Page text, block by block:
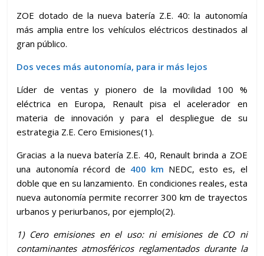
ZOE dotado de la nueva batería Z.E. 40: la autonomía
más amplia entre los vehículos eléctricos destinados al
gran público.
Dos veces más autonomía, para ir más lejos
Líder de ventas y pionero de la movilidad 100 %
eléctrica en Europa, Renault pisa el acelerador en
materia de innovación y para el despliegue de su
estrategia Z.E. Cero Emisiones(1).
Gracias a la nueva batería Z.E. 40, Renault brinda a ZOE
una autonomía récord de 400 km NEDC, esto es, el
doble que en su lanzamiento. En condiciones reales, esta
nueva autonomía permite recorrer 300 km de trayectos
urbanos y periurbanos, por ejemplo(2).
1) Cero emisiones en el uso: ni emisiones de CO ni
contaminantes atmosféricos reglamentados durante la